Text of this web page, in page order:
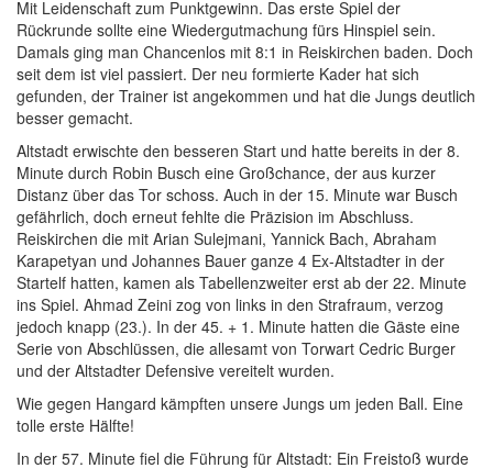
Mit Leidenschaft zum Punktgewinn. Das erste Spiel der
Rückrunde sollte eine Wiedergutmachung fürs Hinspiel sein.
Damals ging man Chancenlos mit 8:1 in Reiskirchen baden. Doch
seit dem ist viel passiert. Der neu formierte Kader hat sich
gefunden, der Trainer ist angekommen und hat die Jungs deutlich
besser gemacht.
Altstadt erwischte den besseren Start und hatte bereits in der 8.
Minute durch Robin Busch eine Großchance, der aus kurzer
Distanz über das Tor schoss. Auch in der 15. Minute war Busch
gefährlich, doch erneut fehlte die Präzision im Abschluss.
Reiskirchen die mit Arian Sulejmani, Yannick Bach, Abraham
Karapetyan und Johannes Bauer ganze 4 Ex-Altstadter in der
Startelf hatten, kamen als Tabellenzweiter erst ab der 22. Minute
ins Spiel. Ahmad Zeini zog von links in den Strafraum, verzog
jedoch knapp (23.). In der 45. + 1. Minute hatten die Gäste eine
Serie von Abschlüssen, die allesamt von Torwart Cedric Burger
und der Altstadter Defensive vereitelt wurden.
Wie gegen Hangard kämpften unsere Jungs um jeden Ball. Eine
tolle erste Hälfte!
In der 57. Minute fiel die Führung für Altstadt: Ein Freistoß wurde